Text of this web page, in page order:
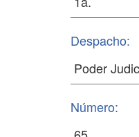
Despacho:
Número: